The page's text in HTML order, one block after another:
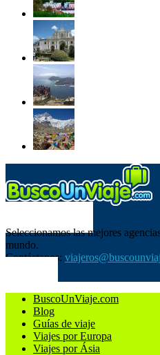
Seleccionamos las mejores
mundo.
Contáctanos:
BuscoUnViaje.com
Blog
Guías de viaje
Viajes por Europa
Viajes por Ásia